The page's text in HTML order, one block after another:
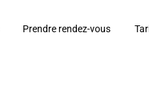
Prendre rendez-vous